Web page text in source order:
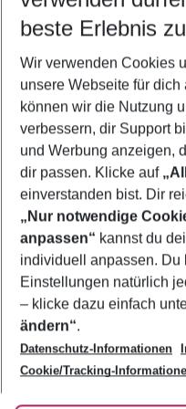
2 Erwachsene Keine
Mehr
Footer
Footer navigation
Über uns
AGB
Bestpreisgarantie
Cookie-Einstellungen
Cookie-Richtlinie
Agenturbetreuung
Barrierefreies Reisen
Folge uns
beste Erlebnis
Wir verwenden Cookies
unsere Webseite für
können wir die Nutzung
verbessern, dir Support
und Werbung anzeigen,
dir passen. Klicke auf
einverstanden bist. Dir
„Nur notwendige
anpassen“ kannst du
individuell anpassen. Du
Einstellungen natürlich
– klicke dazu einfach
ändern“.
Datenschutz-Informationen
Cookie/Tracking-